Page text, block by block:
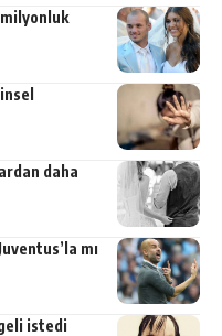
milyonluk
daha
mı
istedi